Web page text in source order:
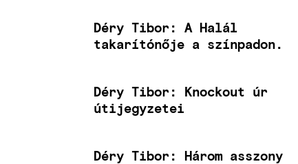
Déry Tibor: A Halál
takarítónője a színpadon.
Déry Tibor: Knockout úr
útijegyzetei
Déry Tibor: Három asszony